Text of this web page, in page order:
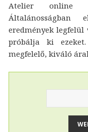
Atelier online
eredmények
próbálja ki
megfelelő, kiváló